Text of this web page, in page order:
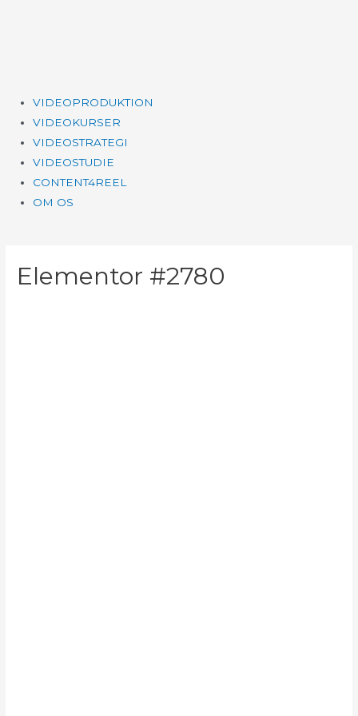
Main
Menu
VIDEOPRODUKTION
VIDEOKURSER
VIDEOSTRATEGI
VIDEOSTUDIE
CONTENT4REEL
OM OS
Elementor #2780